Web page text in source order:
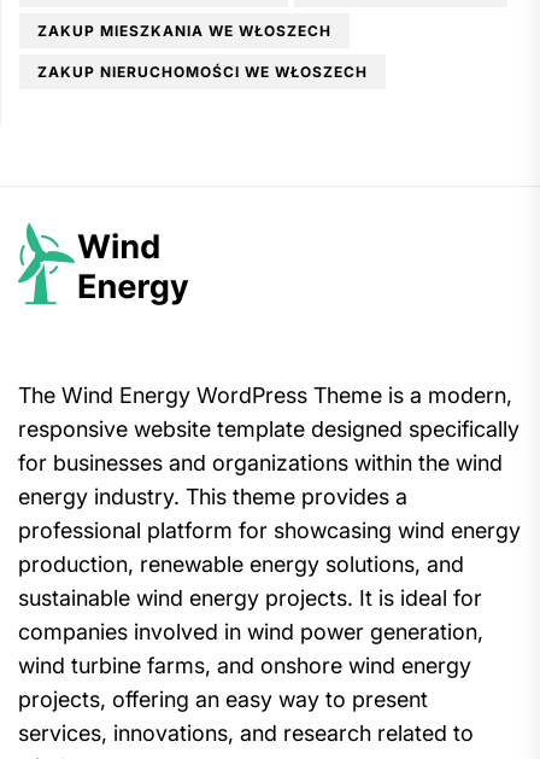
ZAKUP MIESZKANIA WE WŁOSZECH
ZAKUP NIERUCHOMOŚCI WE WŁOSZECH
The Wind Energy WordPress Theme is a modern,
responsive website template designed specifically
for businesses and organizations within the wind
energy industry. This theme provides a
professional platform for showcasing wind energy
production, renewable energy solutions, and
sustainable wind energy projects. It is ideal for
companies involved in wind power generation,
wind turbine farms, and onshore wind energy
projects, offering an easy way to present
services, innovations, and research related to